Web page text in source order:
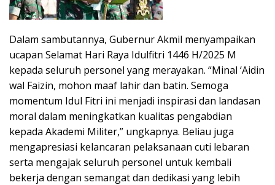
Dalam sambutannya, Gubernur Akmil menyampaikan
ucapan Selamat Hari Raya Idulfitri 1446 H/2025 M
kepada seluruh personel yang merayakan. “Minal ‘Aidin
wal Faizin, mohon maaf lahir dan batin. Semoga
momentum Idul Fitri ini menjadi inspirasi dan landasan
moral dalam meningkatkan kualitas pengabdian
kepada Akademi Militer,” ungkapnya. Beliau juga
mengapresiasi kelancaran pelaksanaan cuti lebaran
serta mengajak seluruh personel untuk kembali
bekerja dengan semangat dan dedikasi yang lebih